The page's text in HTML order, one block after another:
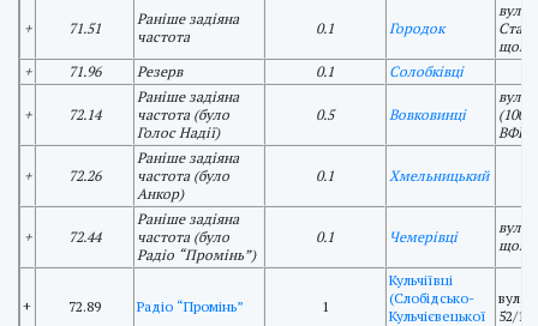
+ 71.51
Раніше задіяна
частота
0.1 Городок
вул.
+
71.96 Резерв 0.1 Солобківці
+ 72.14
Раніше задіяна
частота (було
Голос Надії)
0.5 Вовковинці
вул.
+ 72.26
Раніше задіяна
частота (було
Анкор)
0.1 Хмельницький
+ 72.44
Раніше задіяна
частота (було
Радіо “Промінь”)
0.1 Чемерівці
вул.
+ 72.89 Радіо “Промінь” 1
Кульчіївці
(Слобідсько-
Кульчієвецької
вул.
52/1,